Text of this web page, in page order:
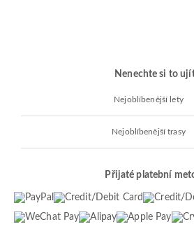
Nenechte si to
Nejoblíbenější lety
Nejoblíbenější trasy
Přijaté platební